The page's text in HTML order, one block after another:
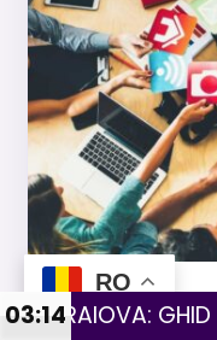
RO
PENTRU
03:14